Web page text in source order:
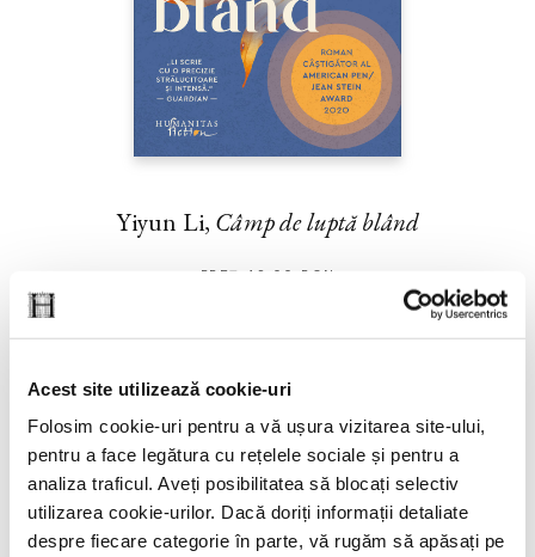
Acest site utilizează cookie-uri
Folosim cookie-uri pentru a vă ușura vizitarea site-ului,
pentru a face legătura cu rețelele sociale și pentru a
analiza traficul. Aveți posibilitatea să blocați selectiv
utilizarea cookie-urilor. Dacă doriți informații detaliate
despre fiecare categorie în parte, vă rugăm să apăsați pe
Yiyun Li, Câmp de luptă blând
PREȚ 42.00 RON